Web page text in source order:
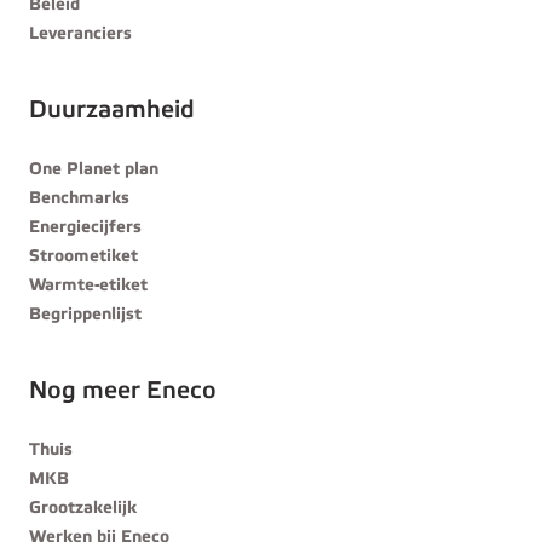
Beleid
Leveranciers
Duurzaamheid
One Planet plan
Benchmarks
Energiecijfers
Stroometiket
Warmte-etiket
Begrippenlijst
Nog meer Eneco
Thuis
MKB
Grootzakelijk
Werken bij Eneco